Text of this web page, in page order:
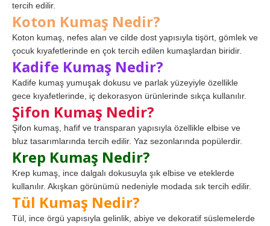
tercih edilir.
Koton Kumaş Nedir?
Koton kumaş, nefes alan ve cilde dost yapısıyla tişört, gömlek ve
çocuk kıyafetlerinde en çok tercih edilen kumaşlardan biridir.
Kadife Kumaş Nedir?
Kadife kumaş yumuşak dokusu ve parlak yüzeyiyle özellikle
gece kıyafetlerinde, iç dekorasyon ürünlerinde sıkça kullanılır.
Şifon Kumaş Nedir?
Şifon kumaş, hafif ve transparan yapısıyla özellikle elbise ve
bluz tasarımlarında tercih edilir. Yaz sezonlarında popülerdir.
Krep Kumaş Nedir?
Krep kumaş, ince dalgalı dokusuyla şık elbise ve eteklerde
kullanılır. Akışkan görünümü nedeniyle modada sık tercih edilir.
Tül Kumaş Nedir?
Tül, ince örgü yapısıyla gelinlik, abiye ve dekoratif süslemelerde